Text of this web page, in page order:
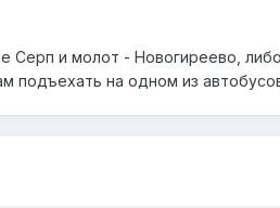
Серп и молот - Новогиреево,
подъехать на одном из